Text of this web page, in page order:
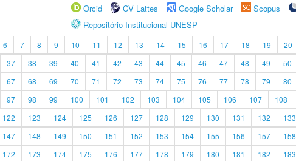
Orcid
CV Lattes Google Scholar Scopus
Repositório Institucional UNESP
6 7 8 9 10 11 12 13 14 15 16 17 18 19 20
37 38 39 40 41 42 43 44 45 46 47 48 49 50
67 68 69 70 71 72 73 74 75 76 77 78 79 80
97 98 99 100 101 102 103 104 105 106 107 108
122 123 124 125 126 127 128 129 130 131 132 133
147 148 149 150 151 152 153 154 155 156 157 158
172 173 174 175 176 177 178 179 180 181 182 183